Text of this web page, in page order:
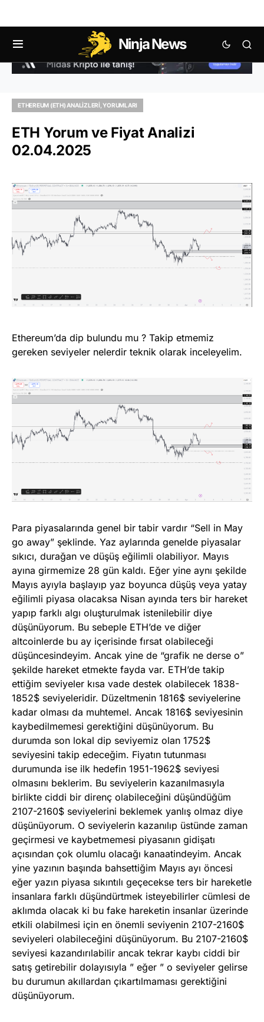
Ninja News
ETHEREUM (ETH) ANALIZLERI, YORUMLARI
ETH Yorum ve Fiyat Analizi
02.04.2025
Ethereum’da dip bulundu mu ? Takip etmemiz
gereken seviyeler nelerdir teknik olarak inceleyelim.
Para piyasalarında genel bir tabir vardır “Sell in May
go away” şeklinde. Yaz aylarında genelde piyasalar
sıkıcı, durağan ve düşüş eğilimli olabiliyor. Mayıs
ayına girmemize 28 gün kaldı. Eğer yine aynı şekilde
Mayıs ayıyla başlayıp yaz boyunca düşüş veya yatay
eğilimli piyasa olacaksa Nisan ayında ters bir hareket
yapıp farklı algı oluşturulmak istenilebilir diye
düşünüyorum. Bu sebeple ETH’de ve diğer
altcoinlerde bu ay içerisinde fırsat olabileceği
düşüncesindeyim. Ancak yine de “grafik ne derse o”
şekilde hareket etmekte fayda var. ETH’de takip
ettiğim seviyeler kısa vade destek olabilecek 1838-
1852$ seviyeleridir. Düzeltmenin 1816$ seviyelerine
kadar olması da muhtemel. Ancak 1816$ seviyesinin
kaybedilmemesi gerektiğini düşünüyorum. Bu
durumda son lokal dip seviyemiz olan 1752$
seviyesini takip edeceğim. Fiyatın tutunması
durumunda ise ilk hedefin 1951-1962$ seviyesi
olmasını beklerim. Bu seviyelerin kazanılmasıyla
birlikte ciddi bir direnç olabileceğini düşündüğüm
2107-2160$ seviyelerini beklemek yanlış olmaz diye
düşünüyorum. O seviyelerin kazanılıp üstünde zaman
geçirmesi ve kaybetmemesi piyasanın gidişatı
açısından çok olumlu olacağı kanaatindeyim. Ancak
yine yazının başında bahsettiğim Mayıs ayı öncesi
eğer yazın piyasa sıkıntılı geçecekse ters bir hareketle
insanlara farklı düşündürtmek isteyebilirler cümlesi de
aklımda olacak ki bu fake hareketin insanlar üzerinde
etkili olabilmesi için en önemli seviyenin 2107-2160$
seviyeleri olabileceğini düşünüyorum. Bu 2107-2160$
seviyesi kazandırılabilir ancak tekrar kaybı ciddi bir
satış getirebilir dolayısıyla ” eğer ” o seviyeler gelirse
bu durumun akıllardan çıkartılmaması gerektiğini
düşünüyorum.